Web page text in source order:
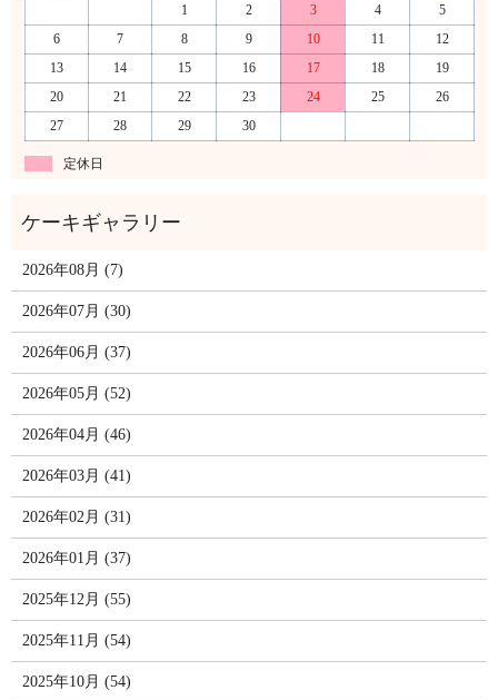
1
2 3 4
5
6
7 8 9 10 11
12
13
14 15 16 17 18
19
20
21 22 23 24 25
26
27
28 29 30
定休日
2026年08月 (7)
2026年07月 (30)
2026年06月 (37)
2026年05月 (52)
2026年04月 (46)
2026年03月 (41)
2026年02月 (31)
2026年01月 (37)
2025年12月 (55)
2025年11月 (54)
2025年10月 (54)